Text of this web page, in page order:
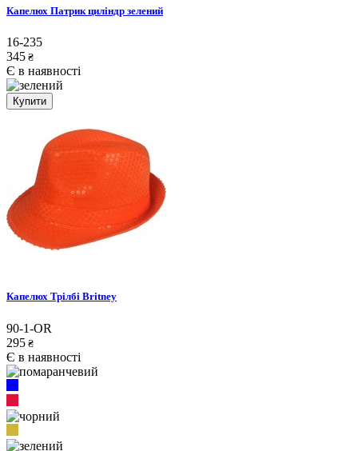
Капелюх Патрик циліндр зелений
16-235
345 ₴
Є в наявності
Купити
Капелюх Трілбі Britney
90-1-OR
295 ₴
Є в наявності